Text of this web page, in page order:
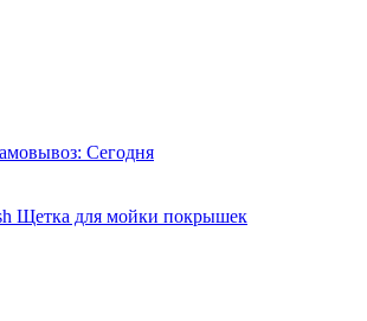
Сегодня
Щетка для мойки покрышек